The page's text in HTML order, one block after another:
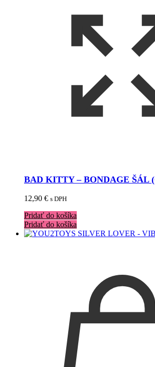
BAD KITTY – BONDAGE ŠÁL
12,90 € s DPH
Pridať do košíka
Pridať do košíka